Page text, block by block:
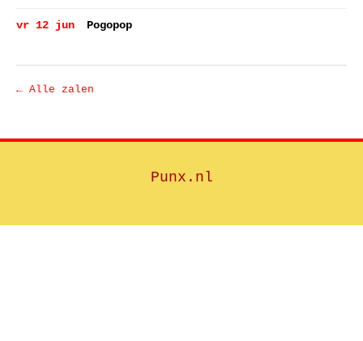
vr 12 jun Pogopop
← Alle zalen
Punx.nl